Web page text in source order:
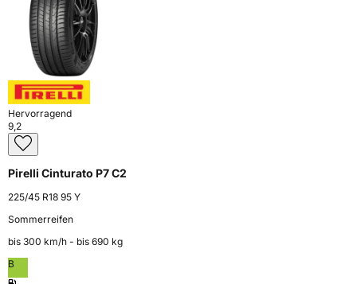
Hervorragend
9,2
Pirelli Cinturato P7 C2
225/45 R18 95 Y
Sommerreifen
bis 300 km⁠/⁠h - bis 690 kg
B